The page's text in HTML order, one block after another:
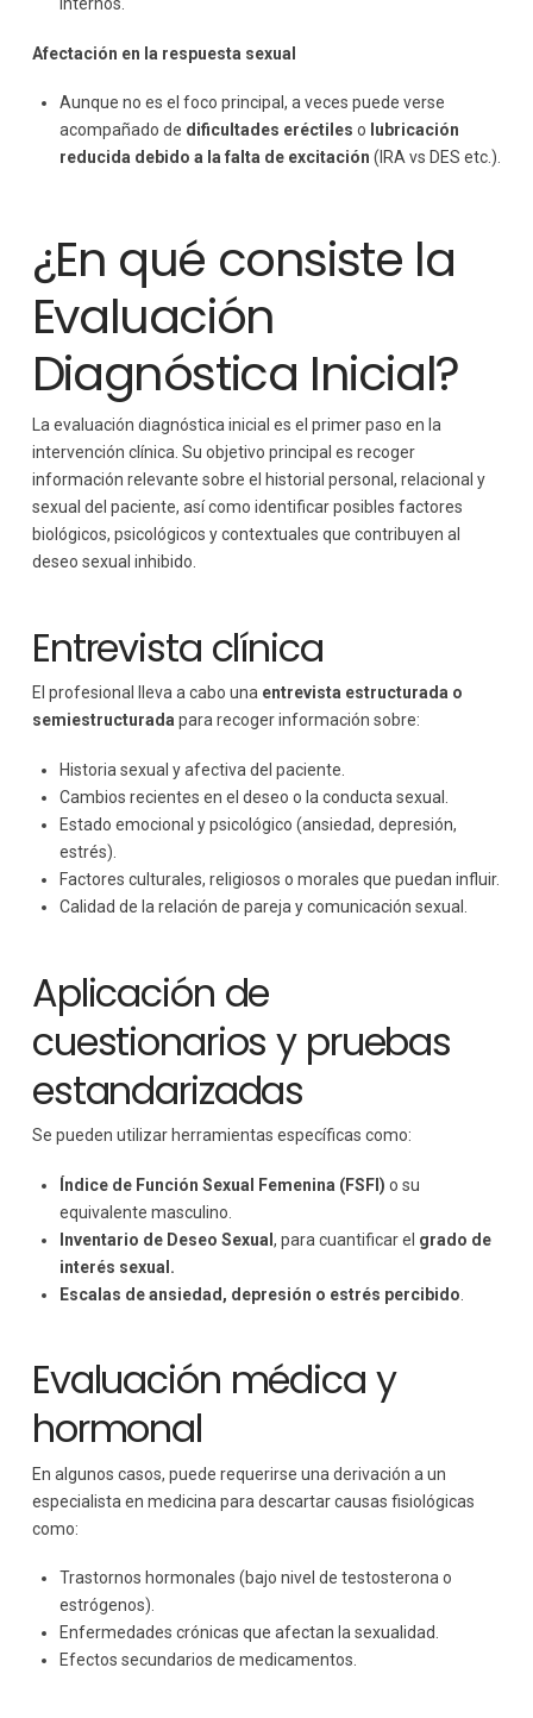
internos.
Afectación en la respuesta sexual
Aunque no es el foco principal, a veces puede verse
acompañado de dificultades eréctiles o lubricación
reducida debido a la falta de excitación(IRA vs DES etc.).
¿En qué consiste la
Evaluación
Diagnóstica Inicial?
La evaluación diagnóstica inicial es el primer paso en la
intervención clínica. Su objetivo principal es recoger
información relevante sobre el historial personal, relacional y
sexual del paciente, así como identificar posibles factores
biológicos, psicológicos y contextuales que contribuyen al
deseo sexual inhibido.
Entrevista clínica
El profesional lleva a cabo una entrevista estructurada o
semiestructurada para recoger información sobre:
Historia sexual y afectiva del paciente.
Cambios recientes en el deseo o la conducta sexual.
Estado emocional y psicológico (ansiedad, depresión,
estrés).
Factores culturales, religiosos o morales que puedan influir.
Calidad de la relación de pareja y comunicación sexual.
Aplicación de
cuestionarios y pruebas
estandarizadas
Se pueden utilizar herramientas específicas como:
Índice de Función Sexual Femenina (FSFI) o su
equivalente masculino.
Inventario de Deseo Sexual, para cuantificar el grado de
interés sexual.
Escalas de ansiedad, depresión o estrés percibido
Evaluación médica y
hormonal
En algunos casos, puede requerirse una derivación a un
especialista en medicina para descartar causas fisiológicas
como:
Trastornos hormonales (bajo nivel de testosterona o
estrógenos).
Enfermedades crónicas que afectan la sexualidad.
Efectos secundarios de medicamentos.